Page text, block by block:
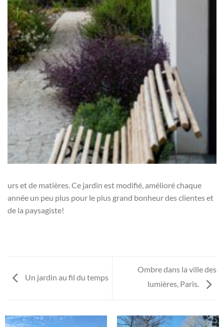
urs et de matières. Ce jardin est modifié, amélioré chaque
année un peu plus pour le plus grand bonheur des clientes et
de la paysagiste!
Un jardin au fil du temps
Ombre dans la ville des
lumières, Paris.